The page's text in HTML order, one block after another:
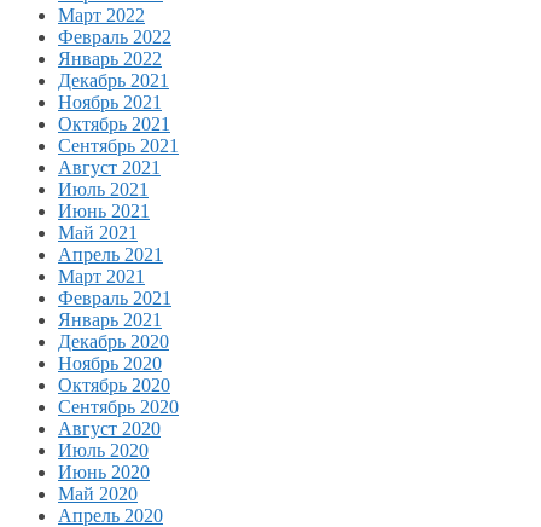
Март 2022
Февраль 2022
Январь 2022
Декабрь 2021
Ноябрь 2021
Октябрь 2021
Сентябрь 2021
Август 2021
Июль 2021
Июнь 2021
Май 2021
Апрель 2021
Март 2021
Февраль 2021
Январь 2021
Декабрь 2020
Ноябрь 2020
Октябрь 2020
Сентябрь 2020
Август 2020
Июль 2020
Июнь 2020
Май 2020
Апрель 2020